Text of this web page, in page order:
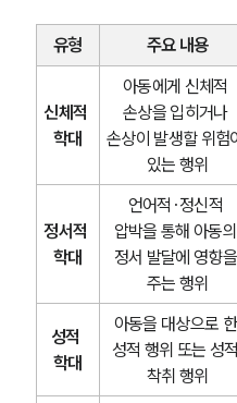
유형 주요 내용
신체적
학대
아동에게 신체적
손상을 입히거나
손상이 발생할 위험
있는 행위
정서적
학대
언어적·정신적
압박을 통해 아동의
정서 발달에 영향을
주는 행위
성적
학대
아동을 대상으로 한
성적 행위 또는 성적
착취 행위